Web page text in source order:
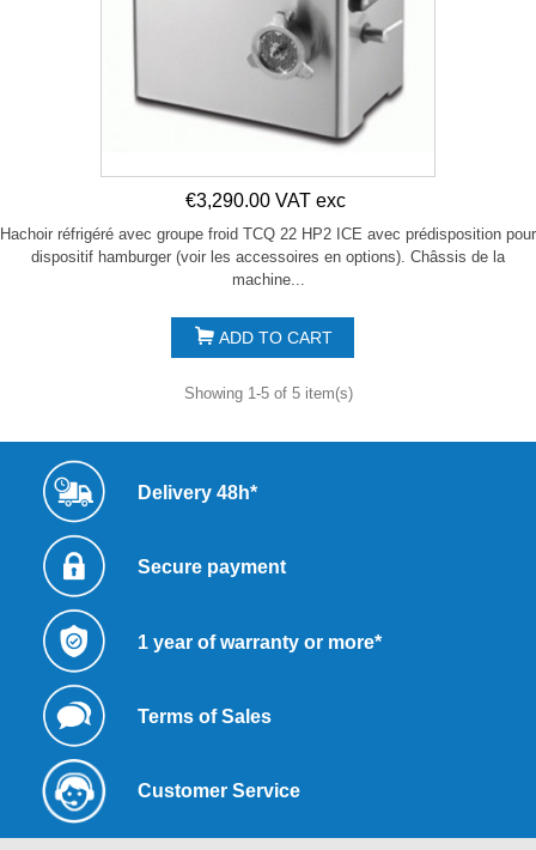
€3,290.00 VAT exc
Hachoir réfrigéré avec groupe froid TCQ 22 HP2 ICE avec prédisposition pour
dispositif hamburger (voir les accessoires en options). Châssis de la
machine...
ADD TO CART
Showing 1-5 of 5 item(s)
Delivery 48h*
Secure payment
1 year of warranty or more*
Terms of Sales
Customer Service